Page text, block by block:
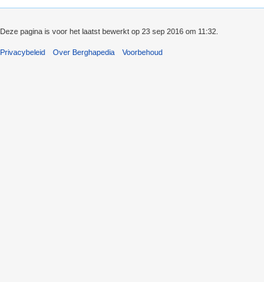
Deze pagina is voor het laatst bewerkt op 23 sep 2016 om 11:32.
Privacybeleid Over Berghapedia Voorbehoud